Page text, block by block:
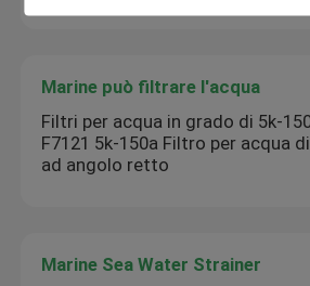
Marine può filtrare l'acqua
Filtri per acqua in grado di 5k-
F7121 5k-150a Filtro per acqua
ad angolo retto
Marine Sea Water Strainer